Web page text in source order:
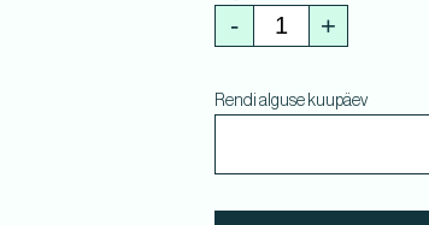
- +
Rendi alguse kuupäev